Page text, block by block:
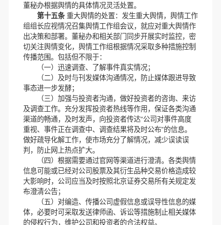
董秘办根据舆情的具体情况灵活处置。
第十五条重大舆情的处置：发生重大舆情，舆情工作
组组长应视情况召集舆情工作组会议，就应对重大舆情作
出决策和部署。董秘办和相关部门同步开展实时监控，密
切关注舆情变化，舆情工作组根据情况采取多种措施控制
传播范围。包括但不限于：
（一）迅速调查、了解事件真实情况；
（二）及时与刊发媒体沟通情况，防止媒体跟进导致
事态进一步发酵；
（三）加强与投资者沟通，做好投资者的咨询、来访
及调查工作。充分发挥投资者热线等作用，保证各类沟通
渠道的畅通，及时发声，向投资者传达“公司对事件高度
重视、事件正在调查中、调查结果将及时公布”的信息。
做好疏导化解工作，使市场充分了解情况，减少误读误
判，防止网上热点扩大。
（四）根据需要通过官网等渠道进行澄清。各类舆情
信息可能或已经对公司股票及其衍生品种交易价格造成较
大影响时，公司应当及时按照北京证券交易所有关规定发
布澄清公告；
（五）对编造、传播公司虚假信息或误导性信息的媒
体，必要时可采取发送律师函、诉讼等措施制止相关媒体
的侵权行为，维护公司和投资者的合法权益。